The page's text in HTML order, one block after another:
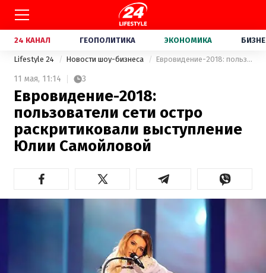
24 КАНАЛ ГЕОПОЛИТИКА ЭКОНОМИКА
Lifestyle 24 Новости шоу-бизнеса Евровидение-2018: пользователи сети остро раскритиковали выступление Юлии Самойловой
11 мая, 11:14 3
Евровидение-2018:
пользователи сети остро
раскритиковали выступление
Юлии Самойловой